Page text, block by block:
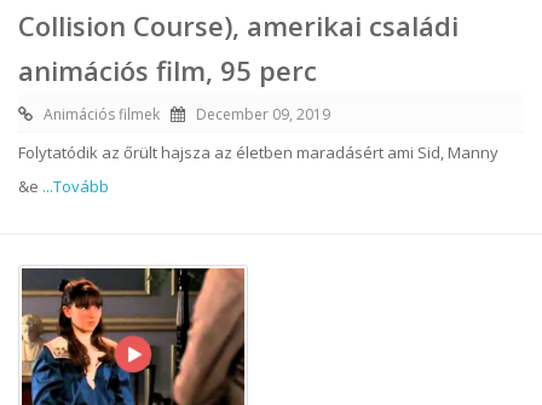
Collision Course), amerikai családi
animációs film, 95 perc
Animációs filmek December 09, 2019
Folytatódik az őrült hajsza az életben maradásért ami Sid, Manny
&e ...Tovább